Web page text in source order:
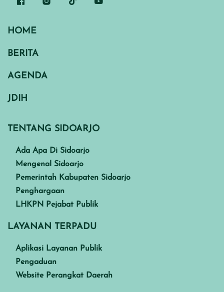
HOME
BERITA
AGENDA
JDIH
TENTANG SIDOARJO
Ada Apa Di Sidoarjo
Mengenal Sidoarjo
Pemerintah Kabupaten Sidoarjo
Penghargaan
LHKPN Pejabat Publik
LAYANAN TERPADU
Aplikasi Layanan Publik
Pengaduan
Website Perangkat Daerah